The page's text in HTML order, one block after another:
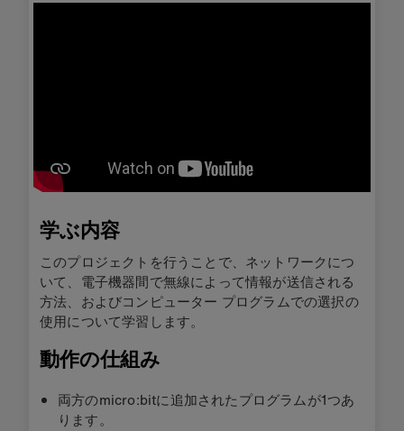
学ぶ内容
このプロジェクトを行うことで、ネットワークにつ
いて、電子機器間で無線によって情報が送信される
方法、およびコンピューター プログラムでの選択の
使用について学習します。
動作の仕組み
両方のmicro:bitに追加されたプログラムが1つあ
ります。